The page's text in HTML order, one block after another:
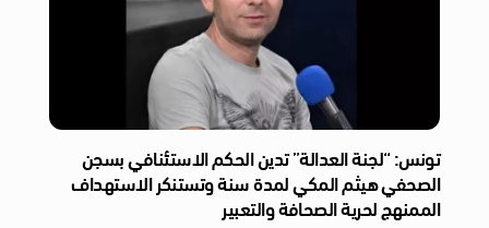
تونس: “لجنة العدالة” تدين الحكم الاستئنافي بسجن
الصحفي هيثم المكي لمدة سنة وتستنكر الاستهداف
الممنهج لحرية الصحافة والتعبير